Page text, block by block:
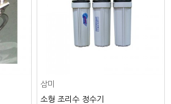
삼미
소형 조리수 정수기